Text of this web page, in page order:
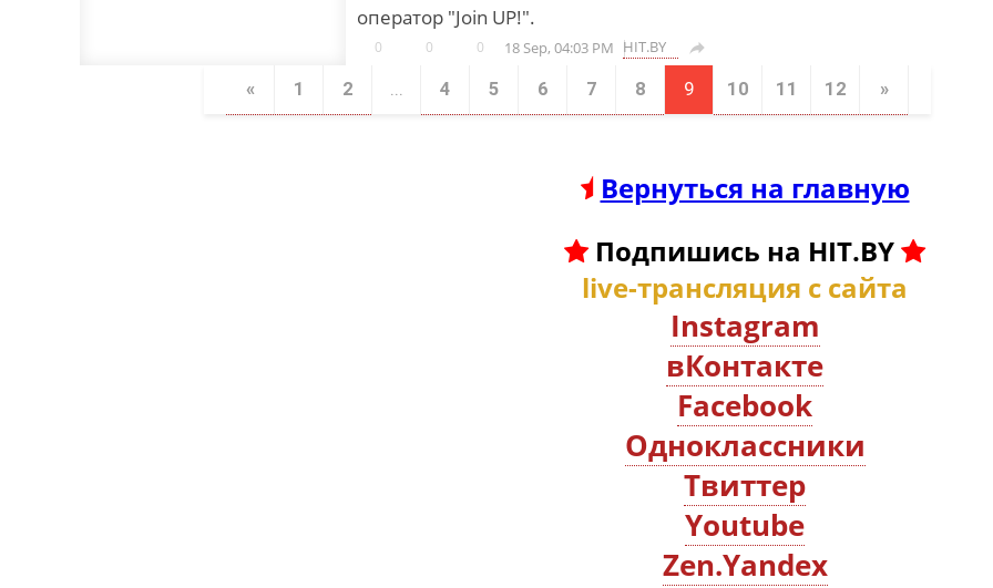
оператор "Join UP!".
0 0 0 18 Sep, 04:03 PM HIT.BY 
« 1 2 ... 4 5 6 7 8 9 10 11 12 »
Вернуться на главную
Подпишись на HIT.BY
live-трансляция с сайта
Instagram
вКонтакте
Facebook
Oдноклассники
Твиттер
Youtube
Zen.Yandex